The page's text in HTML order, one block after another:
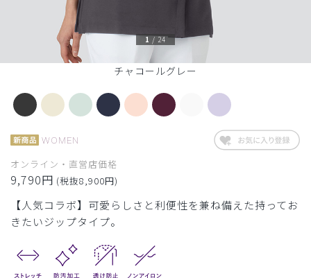
チャコールグレー
1 /24
WOMEN
オンライン・直営店価格
9,790円 (税抜8,900円)
【人気コラボ】可愛らしさと利便性を兼ね備えた持ってお
きたいジップタイプ。